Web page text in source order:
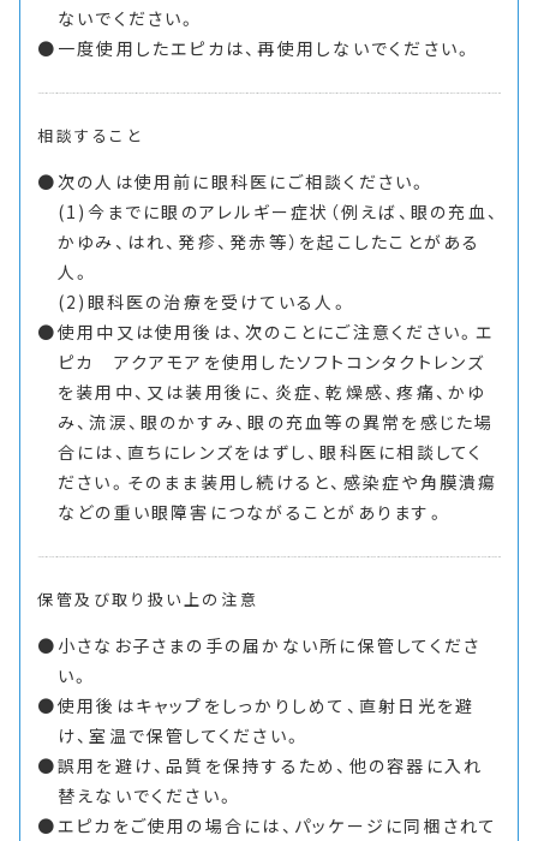
ないでください。
一度使用したエピカは、再使用しないでください。
相談すること
次の人は使用前に眼科医にご相談ください。
(1)今までに眼のアレルギー症状（例えば、眼の充血、
かゆみ、はれ、発疹、発赤等）を起こしたことがある
人。
(2)眼科医の治療を受けている人。
使用中又は使用後は、次のことにご注意ください。エ
ピカ アクアモアを使用したソフトコンタクトレンズ
を装用中、又は装用後に、炎症、乾燥感、疼痛、かゆ
み、流涙、眼のかすみ、眼の充血等の異常を感じた場
合には、直ちにレンズをはずし、眼科医に相談してく
ださい。そのまま装用し続けると、感染症や角膜潰瘍
などの重い眼障害につながることがあります。
保管及び取り扱い上の注意
小さなお子さまの手の届かない所に保管してくださ
い。
使用後はキャップをしっかりしめて、直射日光を避
け、室温で保管してください。
誤用を避け、品質を保持するため、他の容器に入れ
替えないでください。
エピカをご使用の場合には、パッケージに同梱されて